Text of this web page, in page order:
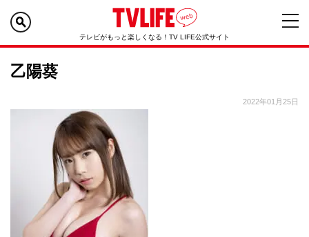
テレビがもっと楽しくなる！TV LIFE公式サイト
乙陽葵
2022年01月25日